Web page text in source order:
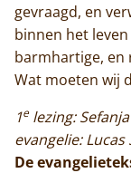
gevraagd, en
binnen het
barmhartige, en
Wat moeten wij
1elezing: Sefanja
evangelie: Lucas
De